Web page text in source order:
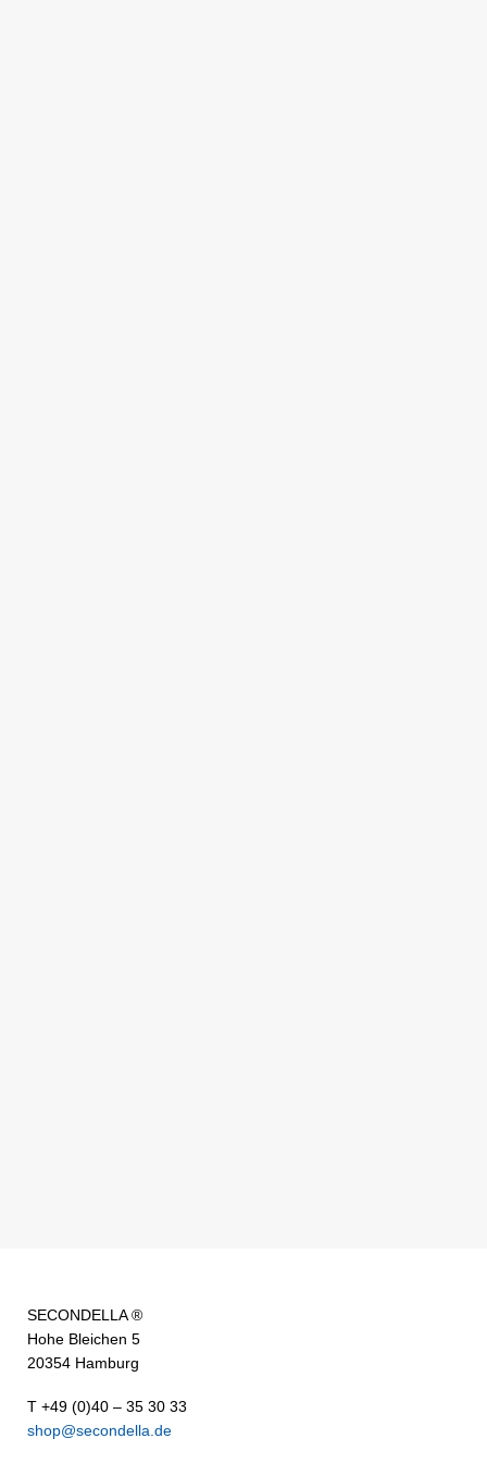
SECONDELLA ®
Hohe Bleichen 5
20354 Hamburg
T +49 (0)40 – 35 30 33
shop@secondella.de